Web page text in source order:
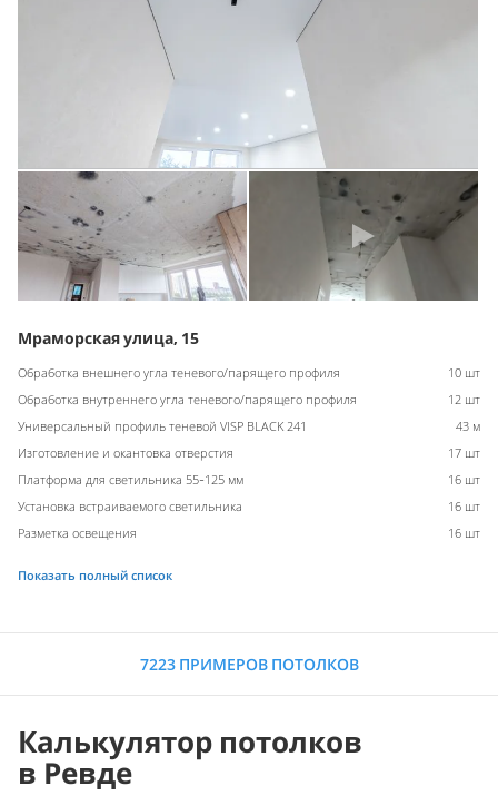
Мраморская улица, 15
Обработка внешнего угла теневого/парящего профиля
10 шт
Обработка внутреннего угла теневого/парящего профиля
12 шт
Универсальный профиль теневой VISP BLACK 241
43 м
Изготовление и окантовка отверстия
17 шт
Платформа для светильника 55-125 мм
16 шт
Установка встраиваемого светильника
16 шт
Разметка освещения
16 шт
Показать полный список
7223 ПРИМЕРОВ ПОТОЛКОВ
Калькулятор потолков
в Ревде